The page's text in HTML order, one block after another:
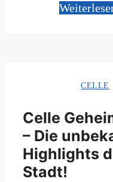
CELLE
Celle
– Die
Highlights
Stadt!